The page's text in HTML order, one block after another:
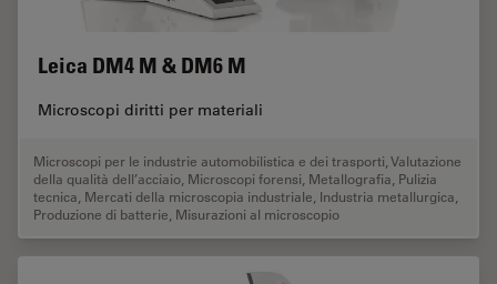
Leica DM4 M & DM6 M
Microscopi diritti per materiali
Microscopi per le industrie automobilistica e dei trasporti Valutazione
della qualità dell’acciaio Microscopi forensi Metallografia Pulizia
tecnica Mercati della microscopia industriale Industria metallurgica
Produzione di batterie Misurazioni al microscopio